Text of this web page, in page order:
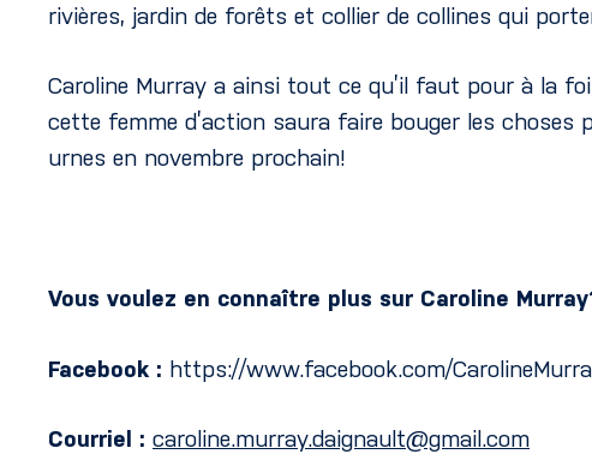
rivières, jardin de forêts et collier de collines qui
Caroline Murray a ainsi tout ce qu’il faut pour à la
cette femme d’action saura faire bouger les choses
urnes en novembre prochain!
Vous voulez en connaître plus sur Caroline
Facebook : https://www.facebook.com/
Courriel : caroline.murray.daignault@gmail.com